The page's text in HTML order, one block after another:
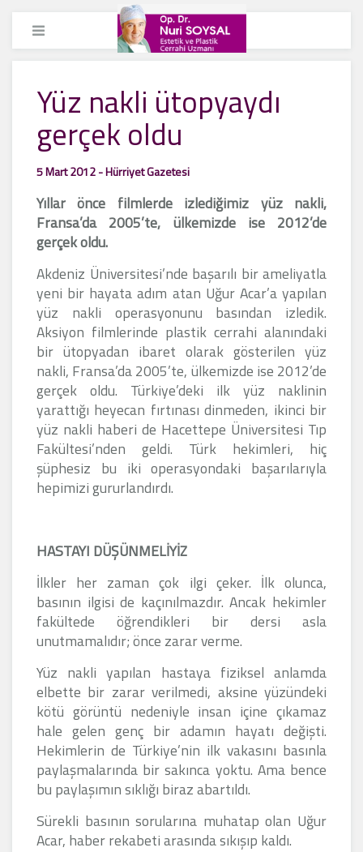
Yüz nakli ütopyaydı
gerçek oldu
5 Mart 2012 - Hürriyet Gazetesi
Yıllar önce filmlerde izlediğimiz yüz nakli,
Fransa’da 2005’te, ülkemizde ise 2012’de
gerçek oldu.
Akdeniz Üniversitesi’nde başarılı bir ameliyatla
yeni bir hayata adım atan Uğur Acar’a yapılan
yüz nakli operasyonunu basından izledik.
Aksiyon filmlerinde plastik cerrahi alanındaki
bir ütopyadan ibaret olarak gösterilen yüz
nakli, Fransa’da 2005’te, ülkemizde ise 2012’de
gerçek oldu. Türkiye’deki ilk yüz naklinin
yarattığı heyecan fırtınası dinmeden, ikinci bir
yüz nakli haberi de Hacettepe Üniversitesi Tıp
Fakültesi’nden geldi. Türk hekimleri, hiç
şüphesiz bu iki operasyondaki başarılarıyla
hepimizi gururlandırdı.
HASTAYI DÜŞÜNMELİYİZ
İlkler her zaman çok ilgi çeker. İlk olunca,
basının ilgisi de kaçınılmazdır. Ancak hekimler
fakültede öğrendikleri bir dersi asla
unutmamalıdır; önce zarar verme.
Yüz nakli yapılan hastaya fiziksel anlamda
elbette bir zarar verilmedi, aksine yüzündeki
kötü görüntü nedeniyle insan içine çıkamaz
hale gelen genç bir adamın hayatı değişti.
Hekimlerin de Türkiye’nin ilk vakasını basınla
paylaşmalarında bir sakınca yoktu. Ama bence
bu paylaşımın sıklığı biraz abartıldı.
Sürekli basının sorularına muhatap olan Uğur
Acar, haber rekabeti arasında sıkışıp kaldı.